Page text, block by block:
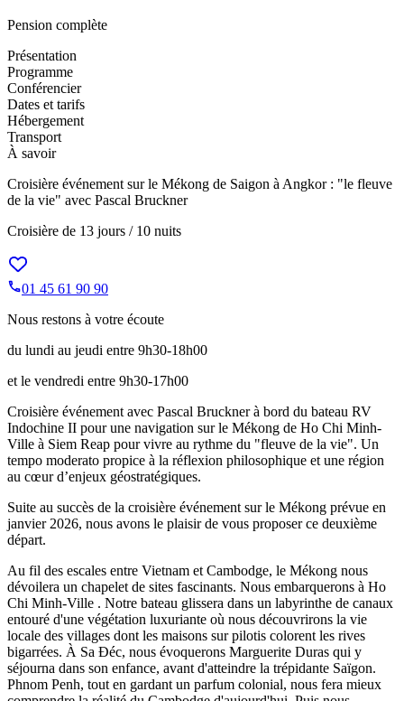
Pension complète
Présentation
Programme
Conférencier
Dates et tarifs
Hébergement
Transport
À savoir
Croisière événement sur le Mékong de Saigon à Angkor : "le fleuve
de la vie" avec Pascal Bruckner
Croisière de 13 jours / 10 nuits
01 45 61 90 90
Nous restons à votre écoute
du lundi au jeudi entre 9h30-18h00
et le vendredi entre 9h30-17h00
Croisière événement avec Pascal Bruckner à bord du bateau RV
Indochine II pour une navigation sur le Mékong de Ho Chi Minh-
Ville à Siem Reap pour vivre au rythme du "fleuve de la vie". Un
tempo moderato propice à la réflexion philosophique et une région
au cœur d’enjeux géostratégiques.
Suite au succès de la croisière événement sur le Mékong prévue en
janvier 2026, nous avons le plaisir de vous proposer ce deuxième
départ.
Au fil des escales entre Vietnam et Cambodge, le Mékong nous
dévoilera un chapelet de sites fascinants. Nous embarquerons à Ho
Chi Minh-Ville . Notre bateau glissera dans un labyrinthe de canaux
entouré d'une végétation luxuriante où nous découvrirons la vie
locale des villages dont les maisons sur pilotis colorent les rives
bigarrées. À Sa Đéc, nous évoquerons Marguerite Duras qui y
séjourna dans son enfance, avant d'atteindre la trépidante Saïgon.
Phnom Penh, tout en gardant un parfum colonial, nous fera mieux